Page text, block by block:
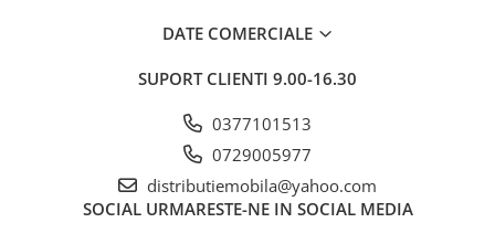
DATE COMERCIALE
SUPORT CLIENTI 9.00-16.30
0377101513
0729005977
distributiemobila@yahoo.com
SOCIAL URMARESTE-NE IN SOCIAL MEDIA